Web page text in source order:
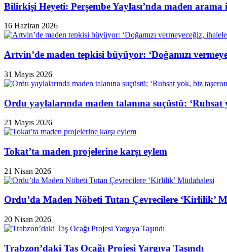
Bilirkişi Heyeti: Perşembe Yaylası’nda maden
16 Haziran 2026
Artvin’de maden tepkisi büyüyor: ‘Doğamızı
31 Mayıs 2026
Ordu yaylalarında maden talanına suçüstü: ‘Ruhsat
21 Mayıs 2026
Tokat’ta maden projelerine karşı eylem
21 Nisan 2026
Ordu’da Maden Nöbeti Tutan Çevrecilere ‘Kirlilik’
20 Nisan 2026
Trabzon’daki Taş Ocağı Projesi Yargıya Taşındı